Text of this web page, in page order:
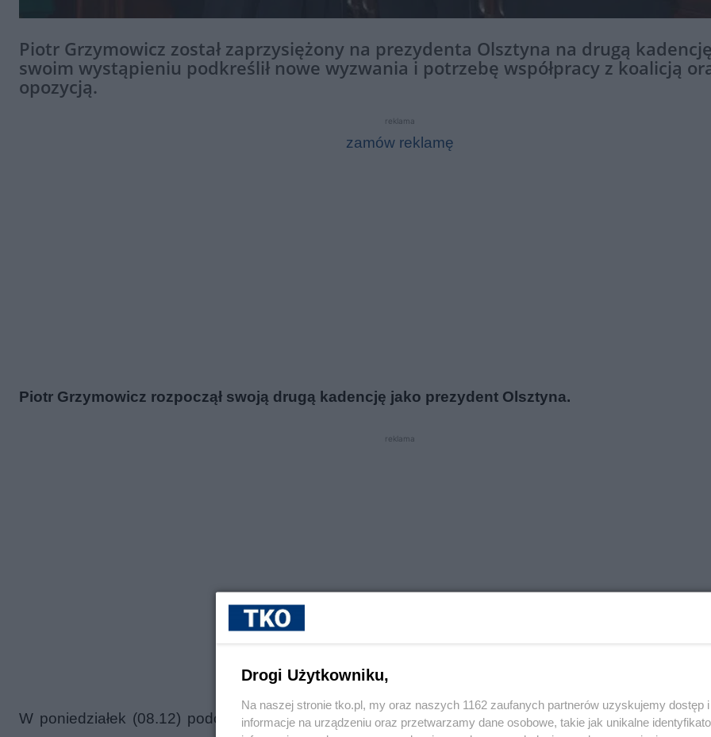
Piotr Grzymowicz został zaprzysiężony na prezydenta Olsztyna na drugą
swoim wystąpieniu podkreślił nowe wyzwania i potrzebę współpracy z koalicją
opozycją.
reklama
zamów reklamę
Piotr Grzymowicz rozpoczął swoją drugą kadencję jako prezydent Olsztyna.
reklama
W poniedziałek (08.12) podczas uroczystej sesji Rady Miasta, która odbyła się w olsztyńskim
Drogi Użytkowniku,
Na naszej stronie tko.pl, my oraz naszych 1162 zaufanych partnerów uzyskujemy dostęp
informacje na urządzeniu oraz przetwarzamy dane osobowe, takie jak unikalne